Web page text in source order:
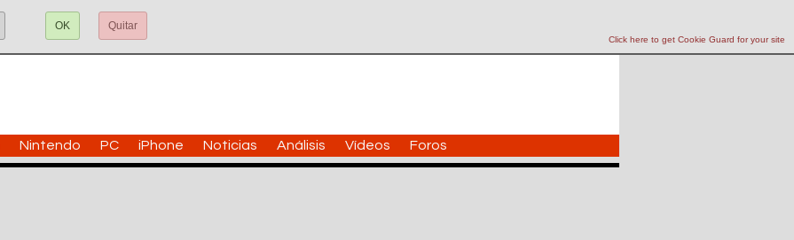
Click here to get Cookie Guard for your site
OK Quitar
Nintendo PC iPhone Noticias Análisis Vídeos Foros